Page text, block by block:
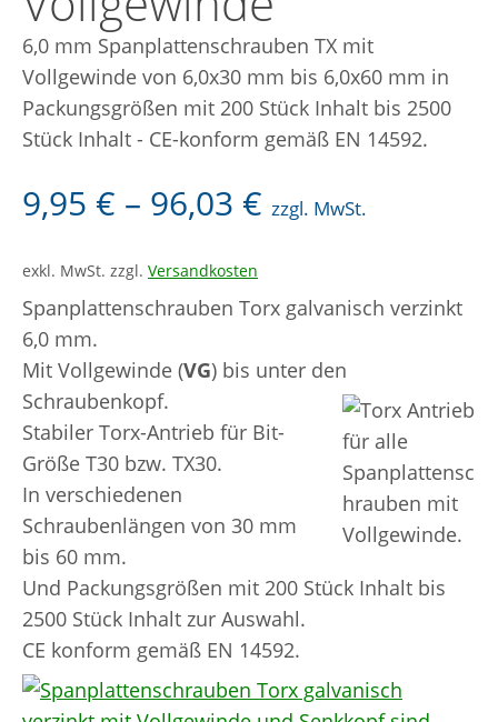
GEWINDESTIFTE
SALE
WARENKORB
KASSE
Search
for:
6,0 mm Spanplattenschrauben TX mit
Vollgewinde von 6,0x30 mm bis 6,0x60 mm in
Packungsgrößen mit 200 Stück Inhalt bis 2500
Stück Inhalt - CE-konform gemäß EN 14592.
9,95 € – 96,03 € zzgl. MwSt.
exkl. MwSt. zzgl. Versandkosten
Spanplattenschrauben Torx galvanisch verzinkt
6,0 mm.
Mit Vollgewinde (VG) bis unter den
Schraubenkopf.
Stabiler Torx-Antrieb für Bit-
Größe T30 bzw. TX30.
In verschiedenen
Schraubenlängen von 30 mm
bis 60 mm.
Und Packungsgrößen mit 200 Stück Inhalt bis
2500 Stück Inhalt zur Auswahl.
CE konform gemäß EN 14592.